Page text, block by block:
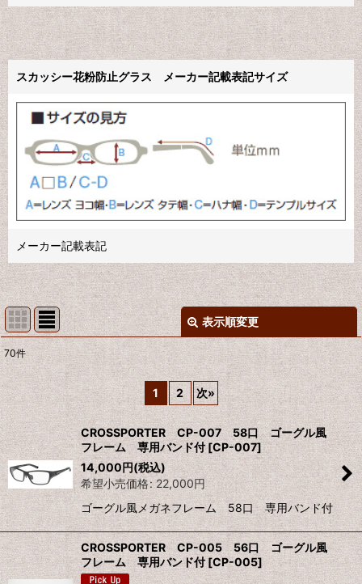
スカッシー花粉防止グラス メーカー記載表記サイズ
メーカー記載表記
表示順変更
表示数:
並び順 :
絞り込む
70件
1 2 次»
CROSSPORTER CP-007 58口 ゴーグル風
フレーム 専用バンド付 [CP-007]
14,000円(税込)
希望小売価格: 22,000円
ゴーグル風メガネフレーム 58口 専用バンド付
CROSSPORTER CP-005 56口 ゴーグル風
フレーム 専用バンド付 [CP-005]